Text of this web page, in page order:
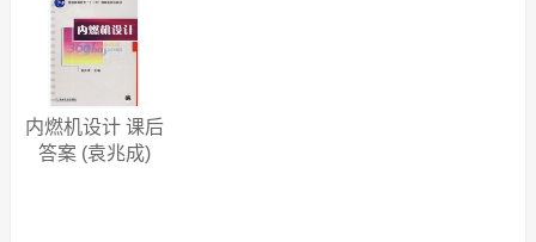
学院、华南理工大学 等。
内燃机设计 课后
答案 (袁兆成)